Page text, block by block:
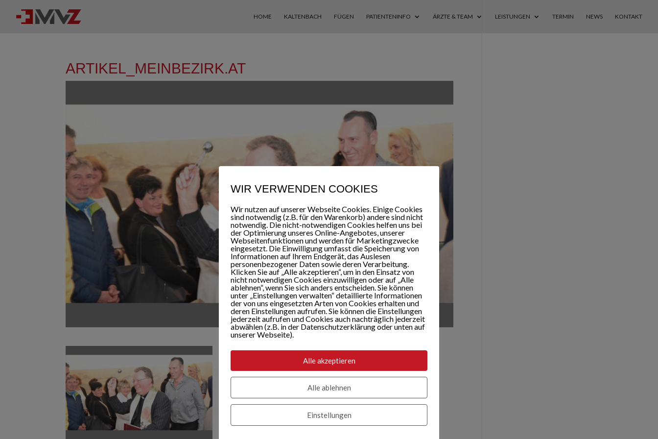
HOME KALTENBACH FÜGEN PATIENTENINFO ÄRZTE & TEAM LEISTUNGEN TERMIN NEWS KONTAKT
ARTIKEL_MEINBEZIRK.AT
WIR VERWENDEN COOKIES
Wir nutzen auf unserer Webseite Cookies. Einige Cookies
sind notwendig (z.B. für den Warenkorb) andere sind nicht
notwendig. Die nicht-notwendigen Cookies helfen uns bei
der Optimierung unseres Online-Angebotes, unserer
Webseitenfunktionen und werden für Marketingzwecke
eingesetzt. Die Einwilligung umfasst die Speicherung von
Informationen auf Ihrem Endgerät, das Auslesen
personenbezogener Daten sowie deren Verarbeitung.
Klicken Sie auf „Alle akzeptieren“, um in den Einsatz von
nicht notwendigen Cookies einzuwilligen oder auf „Alle
ablehnen“, wenn Sie sich anders entscheiden. Sie können
unter „Einstellungen verwalten“ detaillierte Informationen
der von uns eingesetzten Arten von Cookies erhalten und
deren Einstellungen aufrufen. Sie können die Einstellungen
jederzeit aufrufen und Cookies auch nachträglich jederzeit
abwählen (z.B. in der Datenschutzerklärung oder unten auf
unserer Webseite).
Alle akzeptieren
Alle ablehnen
Einstellungen